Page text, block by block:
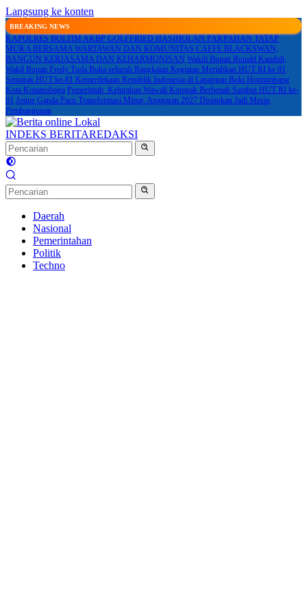
Langsung ke konten
BREAKING NEWS
KAPOLRES BOLTIM AKBP GOLFFRIED HASIHOLAN PAKPAHAN TATAP
MUKA BERSAMA WARTAWAN DAN KOMUNITAS CAFFE BLACKSWAN,
BANGUN KERJASAMA DAN KEHARMONISAN Wakili Bupati Ronald Kandoli,
Wakil Bupati Fredy Tuda Buka seluruh Rangkaian Kegiatan Meriahkan HUT RI ke 81
Semarak HUT ke-81 Kemerdekaan Republik Indonesia di Lapangan Boki Hotinimbang
Kota Kotamobagu Pemerintah Kelurahan Wawali Kompak Berbenah Sambut HUT RI ke-
81 Joune Ganda Pacu Transformasi Minut, Anggaran 2027 Disiapkan Jadi Mesin
Pembangunan
INDEKS BERITAREDAKSI
Daerah
Nasional
Pemerintahan
Politik
Techno